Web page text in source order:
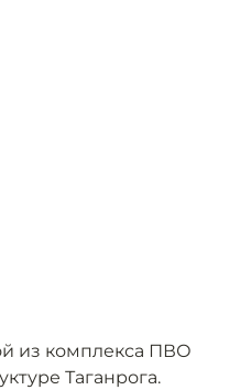
из комплекса ПВО
Таганрога.